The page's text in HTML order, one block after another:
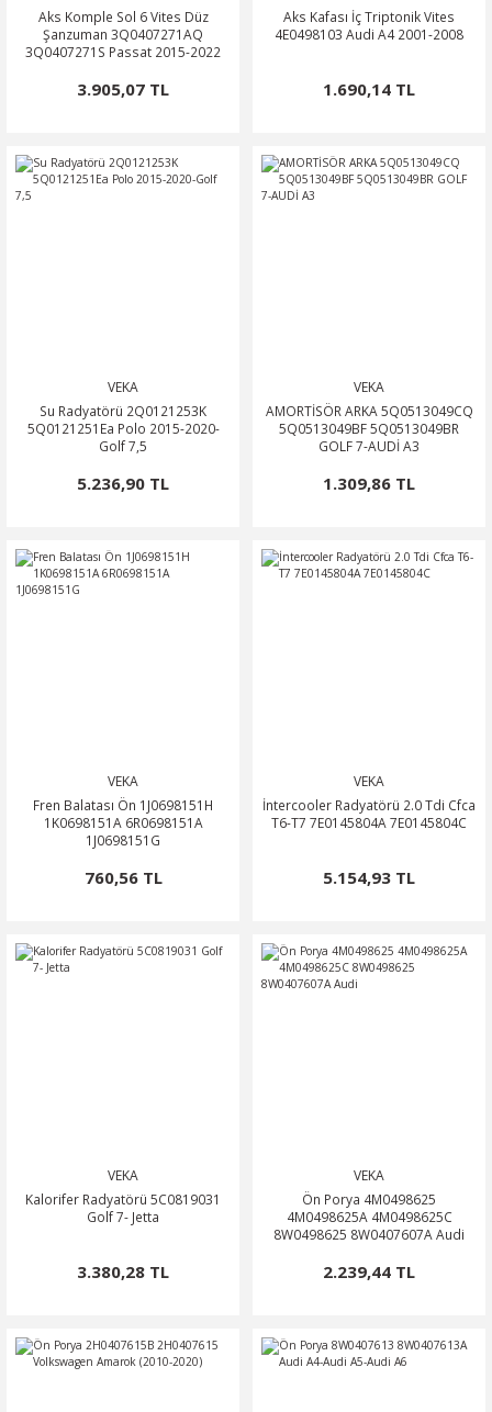
Aks Komple Sol 6 Vites Düz
Şanzuman 3Q0407271AQ
3Q0407271S Passat 2015-2022
3.905,07 TL
Aks Kafası İç Triptonik Vites
4E0498103 Audi A4 2001-2008
1.690,14 TL
VEKA
Su Radyatörü 2Q0121253K
5Q0121251Ea Polo 2015-2020-
Golf 7,5
5.236,90 TL
VEKA
AMORTİSÖR ARKA 5Q0513049CQ
5Q0513049BF 5Q0513049BR
GOLF 7-AUDİ A3
1.309,86 TL
VEKA
Fren Balatası Ön 1J0698151H
1K0698151A 6R0698151A
1J0698151G
760,56 TL
VEKA
İntercooler Radyatörü 2.0 Tdi Cfca
T6-T7 7E0145804A 7E0145804C
5.154,93 TL
VEKA
Kalorifer Radyatörü 5C0819031
Golf 7- Jetta
3.380,28 TL
VEKA
Ön Porya 4M0498625
4M0498625A 4M0498625C
8W0498625 8W0407607A Audi
2.239,44 TL